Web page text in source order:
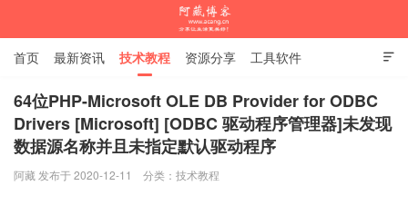
阿藏博客

首页 最新资讯 技术教程 资源分享 工具软件
杂谈随笔
64位PHP-Microsoft OLE DB Provider for ODBC
Drivers [Microsoft] [ODBC 驱动程序管理器]未发现
数据源名称并且未指定默认驱动程序
阿藏 发布于 2020-12-11 分类： 技术教程